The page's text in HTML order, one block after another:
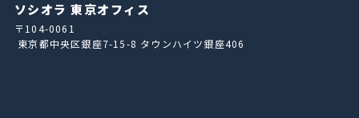
ソシオラ 東京オフィス
〒104-0061
東京都中央区銀座7-15-8 タウンハイツ銀座406